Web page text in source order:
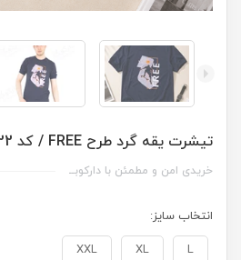
تیشرت یقه گرد طرح FREE / کد 11022
خریدی امن و مطمئن با دارکوبــ
انتخاب سایز:
L
XL
XXL